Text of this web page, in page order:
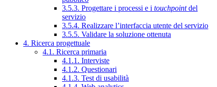
3.5.3. Progettare i processi e i touchpointdel
servizio
3.5.4. Realizzare l’interfaccia utente del servizio
3.5.5. Validare la soluzione ottenuta
4. Ricerca progettuale
4.1. Ricerca primaria
4.1.1. Interviste
4.1.2. Questionari
4.1.3. Test di usabilità